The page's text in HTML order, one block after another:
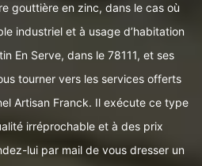
gouttière en zinc, dans le cas où
industriel et à usage d’habitation
En Serve, dans le 78111, et ses
tourner vers les services offerts
Artisan Franck. Il exécute ce type
irréprochable et à des prix
lui par mail de vous dresser un